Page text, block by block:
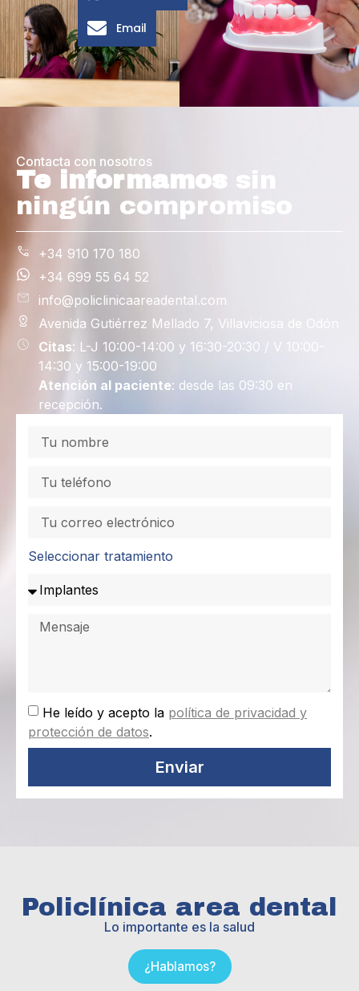
Contacta con nosotros
Te informamos sin
ningún compromiso
+34 910 170 180
+34 699 55 64 52
info@policlinicaareadental.com
Avenida Gutiérrez Mellado 7, Villaviciosa de Odón
Citas: L-J 10:00-14:00 y 16:30-20:30 / V 10:00-
14:30 y 15:00-19:00
Atención al paciente: desde las 09:30 en
recepción.
Seleccionar tratamiento
He leído y acepto la política de privacidad y
protección de datos.
Enviar
Policlínica area dental
Lo importante es la salud
¿Hablamos?
Email